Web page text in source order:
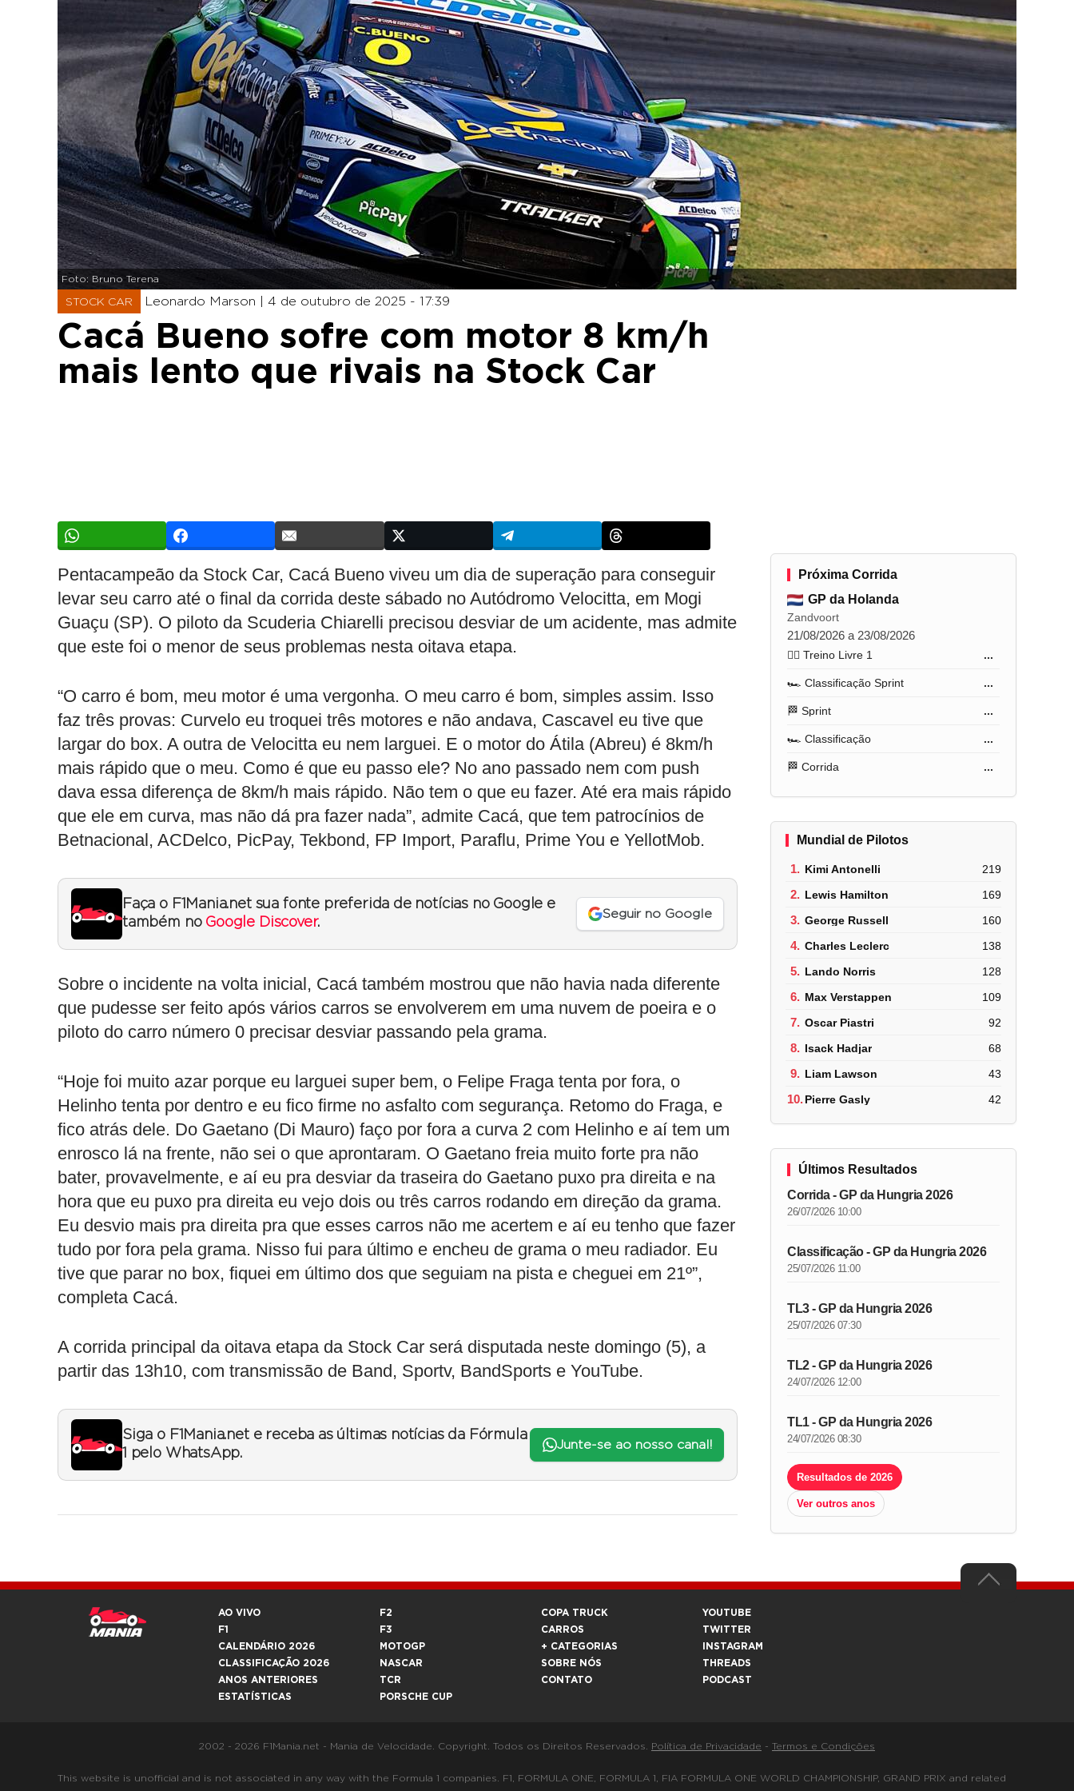
Foto: Bruno Terena
STOCK CAR Leonardo Marson | 4 de outubro de 2025 - 17:39
Cacá Bueno sofre com motor 8 km/h
mais lento que rivais na Stock Car
Pentacampeão da Stock Car, Cacá Bueno viveu um dia de superação para conseguir
levar seu carro até o final da corrida deste sábado no Autódromo Velocitta, em Mogi
Guaçu (SP). O piloto da Scuderia Chiarelli precisou desviar de um acidente, mas admite
que este foi o menor de seus problemas nesta oitava etapa.
“O carro é bom, meu motor é uma vergonha. O meu carro é bom, simples assim. Isso
faz três provas: Curvelo eu troquei três motores e não andava, Cascavel eu tive que
largar do box. A outra de Velocitta eu nem larguei. E o motor do Átila (Abreu) é 8km/h
mais rápido que o meu. Como é que eu passo ele? No ano passado nem com push
dava essa diferença de 8km/h mais rápido. Não tem o que eu fazer. Até era mais rápido
que ele em curva, mas não dá pra fazer nada”, admite Cacá, que tem patrocínios de
Betnacional, ACDelco, PicPay, Tekbond, FP Import, Paraflu, Prime You e YellotMob.
Faça o F1Mania.net sua fonte preferida de notícias no Google e
também no Google Discover.
Seguir no Google
Sobre o incidente na volta inicial, Cacá também mostrou que não havia nada diferente
que pudesse ser feito após vários carros se envolverem em uma nuvem de poeira e o
piloto do carro número 0 precisar desviar passando pela grama.
“Hoje foi muito azar porque eu larguei super bem, o Felipe Fraga tenta por fora, o
Helinho tenta por dentro e eu fico firme no asfalto com segurança. Retomo do Fraga, e
fico atrás dele. Do Gaetano (Di Mauro) faço por fora a curva 2 com Helinho e aí tem um
enrosco lá na frente, não sei o que aprontaram. O Gaetano freia muito forte pra não
bater, provavelmente, e aí eu pra desviar da traseira do Gaetano puxo pra direita e na
hora que eu puxo pra direita eu vejo dois ou três carros rodando em direção da grama.
Eu desvio mais pra direita pra que esses carros não me acertem e aí eu tenho que fazer
tudo por fora pela grama. Nisso fui para último e encheu de grama o meu radiador. Eu
tive que parar no box, fiquei em último dos que seguiam na pista e cheguei em 21º”,
completa Cacá.
A corrida principal da oitava etapa da Stock Car será disputada neste domingo (5), a
partir das 13h10, com transmissão de Band, Sportv, BandSports e YouTube.
Siga o F1Mania.net e receba as últimas notícias da Fórmula
1 pelo WhatsApp.
Junte-se ao nosso canal!
Próxima Corrida
GP da Holanda
Zandvoort
21/08/2026 a 23/08/2026
🏋️‍♂️ Treino Livre 1 ...
🏎️ Classificação Sprint ...
🏁 Sprint ...
🏎️ Classificação ...
🏁 Corrida ...
Mundial de Pilotos
1. Kimi Antonelli 219
2. Lewis Hamilton 169
3. George Russell 160
4. Charles Leclerc 138
5. Lando Norris 128
6. Max Verstappen 109
7. Oscar Piastri 92
8. Isack Hadjar 68
9. Liam Lawson 43
10.Pierre Gasly 42
Últimos Resultados
Corrida - GP da Hungria 2026
26/07/2026 10:00
Classificação - GP da Hungria 2026
25/07/2026 11:00
TL3 - GP da Hungria 2026
25/07/2026 07:30
TL2 - GP da Hungria 2026
24/07/2026 12:00
TL1 - GP da Hungria 2026
24/07/2026 08:30
Resultados de 2026
Ver outros anos
AO VIVO
F1
CALENDÁRIO 2026
CLASSIFICAÇÃO 2026
ANOS ANTERIORES
ESTATÍSTICAS
F2
F3
MOTOGP
NASCAR
TCR
PORSCHE CUP
COPA TRUCK
CARROS
+ CATEGORIAS
SOBRE NÓS
CONTATO
YOUTUBE
TWITTER
INSTAGRAM
THREADS
PODCAST
2002 - 2026 F1Mania.net - Mania de Velocidade. Copyright. Todos os Direitos Reservados. Política de Privacidade - Termos e Condições
This website is unofficial and is not associated in any way with the Formula 1 companies. F1, FORMULA ONE, FORMULA 1, FIA FORMULA ONE WORLD CHAMPIONSHIP, GRAND PRIX and related